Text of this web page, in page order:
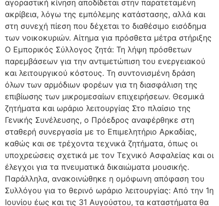
αγοραστική κίνηση αποδίδεται στην παρατεταμένη
ακρίβεια, λόγω της εμπόλεμης κατάστασης, αλλά και
στη συνεχή πίεση που δέχεται το διαθέσιμο εισόδημα
των νοικοκυριών. Αίτημα για πρόσθετα μέτρα στήριξης
Ο Εμπορικός Σύλλογος ζητά: Τη λήψη πρόσθετων
παρεμβάσεων για την αντιμετώπιση του ενεργειακού
και λειτουργικού κόστους. Τη συντονισμένη δράση
όλων των αρμόδιων φορέων για τη διασφάλιση της
επιβίωσης των μικρομεσαίων επιχειρήσεων. Θεσμικά
ζητήματα και ωράριο λειτουργίας Στο πλαίσιο της
Γενικής Συνέλευσης, ο Πρόεδρος αναφέρθηκε στη
σταθερή συνεργασία με το Επιμελητήριο Αρκαδίας,
καθώς και σε τρέχοντα τεχνικά ζητήματα, όπως οι
υποχρεώσεις σχετικά με τον Τεχνικό Ασφαλείας και οι
έλεγχοι για τα πνευματικά δικαιώματα μουσικής.
Παράλληλα, ανακοινώθηκε η ομόφωνη απόφαση του
Συλλόγου για το θερινό ωράριο λειτουργίας: Από την 1η
Ιουνίου έως και τις 31 Αυγούστου, τα καταστήματα θα